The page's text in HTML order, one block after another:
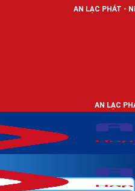
AN LẠC PHÁT - NHÀ PHÂN PHỐI
AN LẠC PHÁT - NHÀ PHÂN